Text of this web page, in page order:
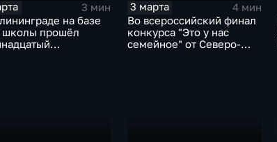
3 мин
на базе
школы прошёл
3 марта
4 мин
Во всероссийский финал
конкурса "Это у нас
семейное" от Северо-